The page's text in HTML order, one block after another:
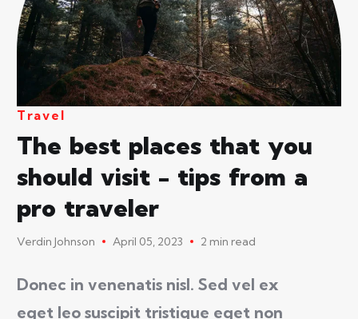
Travel
The best places that you
should visit - tips from a
pro traveler
Verdin Johnson April 05, 2023 2 min read
Donec in venenatis nisl. Sed vel ex
eget leo suscipit tristique eget non